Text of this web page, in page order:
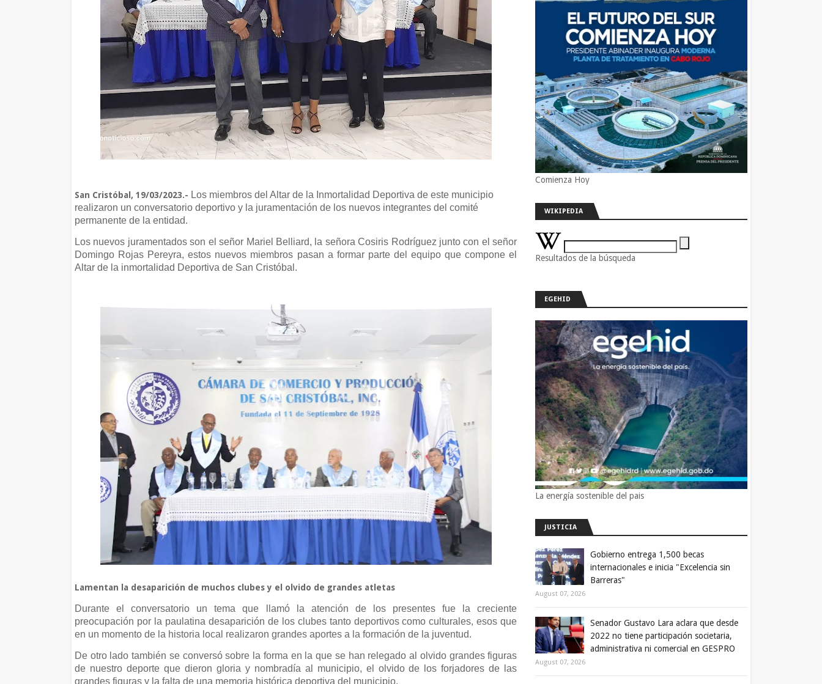
San Cristóbal, 19/03/2023.- Los miembros del Altar de la Inmortalidad Deportiva de este municipio
realizaron un conversatorio deportivo y la juramentación de los nuevos integrantes del comité
permanente de la entidad.
Los nuevos juramentados son el señor Mariel Belliard, la señora Cosiris Rodríguez junto con el señor
Domingo Rojas Pereyra, estos nuevos miembros pasan a formar parte del equipo que compone el
Altar de la inmortalidad Deportiva de San Cristóbal.
Lamentan la desaparición de muchos clubes y el olvido de grandes atletas
Durante el conversatorio un tema que llamó la atención de los presentes fue la creciente
preocupación por la paulatina desaparición de los clubes tanto deportivos como culturales, esos que
en un momento de la historia local realizaron grandes aportes a la formación de la juventud.
De otro lado también se conversó sobre la forma en la que se han relegado al olvido grandes figuras
de nuestro deporte que dieron gloria y nombradía al municipio, el olvido de los forjadores de las
grandes figuras y la falta de una memoria histórica deportiva del municipio.
Comienza Hoy
WIKIPEDIA
Resultados de la búsqueda
EGEHID
La energía sostenible del pais
JUSTICIA
Gobierno entrega 1,500 becas
internacionales e inicia "Excelencia sin
Barreras"
August 07, 2026
Senador Gustavo Lara aclara que desde
2022 no tiene participación societaria,
administrativa ni comercial en GESPRO
August 07, 2026